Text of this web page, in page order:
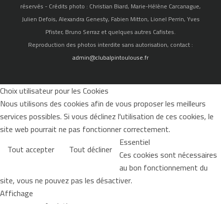
réservés - Crédits photo : Christian Biard, Marie-Hélène Carcanague,
Julien Defois, Alexandra Genesty, Fabien Mitton, Lionel Perrin, Yves
Pfister, Bruno Serraz et quelques autres Cafistes.
Reproduction des photos interdite sans autorisation, contact :
admin@clubalpintoulouse.fr
Choix utilisateur pour les Cookies
Nous utilisons des cookies afin de vous proposer les meilleurs
services possibles. Si vous déclinez l'utilisation de ces cookies, le
site web pourrait ne pas fonctionner correctement.
Tout accepter
Tout décliner Essentiel
Ces cookies sont nécessaires
au bon fonctionnement du
site, vous ne pouvez pas les désactiver.
Affichage